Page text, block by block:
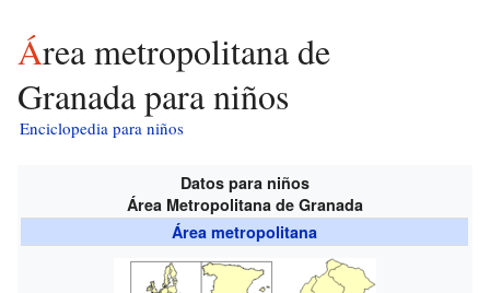
Área metropolitana de
Granada para niños
Enciclopedia para niños
Datos para niños
Área Metropolitana de Granada
Área metropolitana